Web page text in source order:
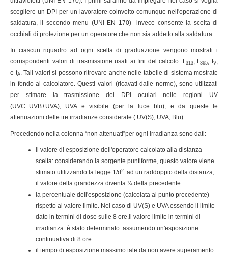
scegliere un DPI per un lavoratore coinvolto comunque nell'operazione di
saldatura, il secondo menu (UNI EN 170) invece consente la scelta di
occhiali di protezione per un operatore che non sia addetto alla saldatura.
In ciascun riquadro ad ogni scelta di graduazione vengono mostrati i
corrispondenti valori di trasmissione usati ai fini del calcolo: t-313, t-365, tV,
e tA. Tali valori si possono ritrovare anche nelle tabelle di sistema mostrate
in fondo al calcolatore. Questi valori (ricavati dalle norme), sono utilizzati
per stimare la trasmissione dei DPI oculari nelle regioni UV
(UVC+UVB+UVA), UVA e visibile (per la luce blu), e da queste le
attenuazioni delle tre irradianze considerate ( UV(S), UVA, Blu).
Procedendo nella colonna “non attenuati”per ogni irradianza sono dati:
il valore di esposizione dell'operatore calcolato alla distanza
scelta: considerando la sorgente puntiforme, questo valore viene
stimato utilizzando la legge 1/d 2: ad un raddoppio della distanza,
il valore della grandezza diventa ¼ della precedente
la percentuale dell'esposizione (calcolata al punto precedente)
rispetto al valore limite. Nel caso di UV(S) e UVA essendo il limite
dato in termini di dose sulle 8 ore,il valore limite in termini di
irradianza è stato determinato assumendo un'esposizione
continuativa di 8 ore.
il tempo di esposizione massimo tale da non avere superamento